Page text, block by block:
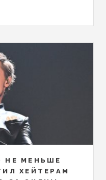
НЕ МЕНЬШЕ
ХЕЙТЕРАМ